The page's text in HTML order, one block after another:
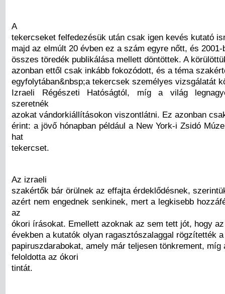
A
tekercseket felfedezésük után csak igen kevés kutató
majd az elmúlt 20 évben ez a szám egyre nőtt, és 2001-
összes töredék publikálása mellett döntöttek. A
azonban ettől csak inkább fokozódott, és a téma
egyfolytában&nbsp;a tekercsek személyes vizsgálatát
Izraeli Régészeti Hatóságtól, míg a világ
szeretnék
azokat vándorkiállításokon viszontlátni. Ez azonban
érint: a jövő hónapban például a New York-i Zsidó
hat
tekercset.
Az izraeli
szakértők bár örülnek az effajta érdeklődésnek,
azért nem engednek senkinek, mert a legkisebb
az
ókori írásokat. Emellett azoknak az sem tett jót, hogy
években a kutatók olyan ragasztószalaggal rögzítették a
papiruszdarabokat, amely már teljesen tönkrement, míg
feloldotta az ókori
tintát.